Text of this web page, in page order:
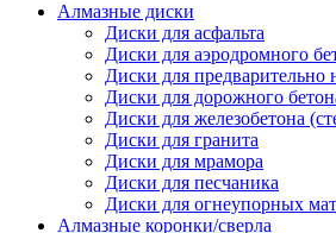
Алмазные диски
Диски для асфальта
Диски для аэродромного
Диски для предварительно
Диски для дорожного
Диски для железобетона
Диски для гранита
Диски для мрамора
Диски для песчаника
Диски для огнеупорных
Алмазные коронки/сверла